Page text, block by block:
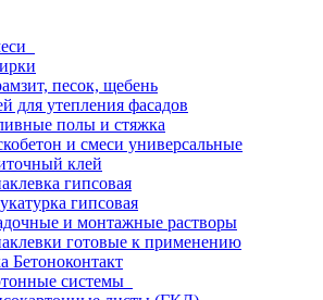
песок, щебень
для утепления фасадов
полы и стяжка
и смеси универсальные
клей
гипсовая
гипсовая
и монтажные растворы
готовые к применению
Бетоноконтакт
системы